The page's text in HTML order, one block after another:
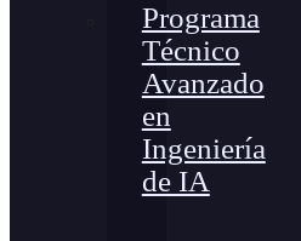
Programa
Técnico
Avanzado
en
Ingeniería
de IA